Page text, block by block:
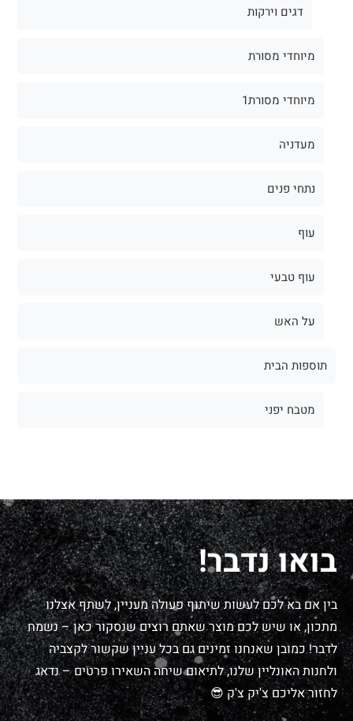
דגים וירקות
מיוחדי מסורת
מיוחדי מסורת1
מעדניה
נתחי פנים
עוף
עוף טבעי
על האש
תוספות הבית
מטבח יפני
בואו נדבר!
בין אם בא לכם לעשות שיתוף פעולה מעניין, לשתף אצלנו
מתכון, או שיש לכם מוצר שאתם רוצים שנסקור כאן – נשמח
לדבר! כמובן שאנחנו זמינים גם בכל עניין שקשור לקצביה
ולחנות האונליין שלנו, לתיאום שיחה השאירו פרטים – נדאג
לחזור אליכם צ'יק צ'ק 😎